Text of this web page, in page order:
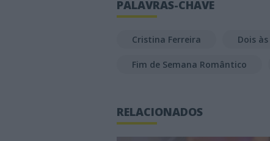
PALAVRAS-CHAVE
Cristina Ferreira Dois
Fim de Semana Romântico
RELACIONADOS